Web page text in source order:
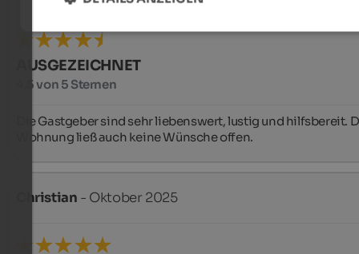
AUSGEZEICHNET
4,5 von 5 Sternen
Die Gastgeber sind sehr liebenswert, lustig und hilfsbereit.
Wohnung ließ auch keine Wünsche offen.
Christian - Oktober 2025